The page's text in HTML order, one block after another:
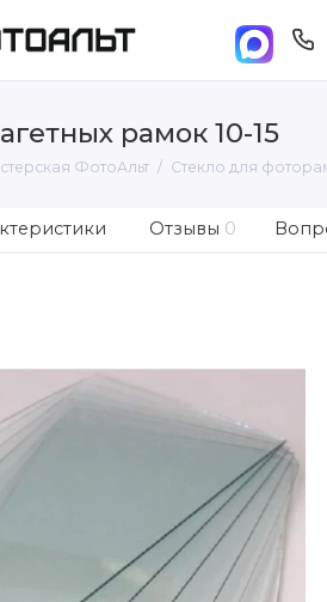
рамок 10-15
ФотоАльт Стекло для
Отзывы 0